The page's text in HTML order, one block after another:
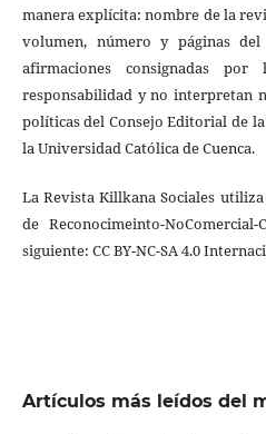
manera explícita: nombre de la
volumen, número y páginas
afirmaciones consignadas
responsabilidad y no interpretan
políticas del Consejo Editorial de
la Universidad Católica de Cuenca.
La Revista Killkana Sociales
de Reconocimeinto-
siguiente: CC BY-NC-SA 4.0
Artículos más leídos del